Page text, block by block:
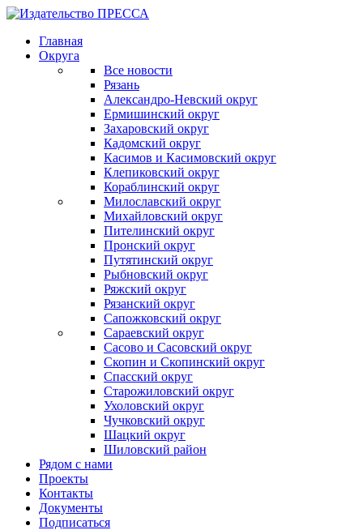
Главная
Округа
Все новости
Рязань
Александро-Невский округ
Ермишинский округ
Захаровский округ
Кадомский округ
Касимов и Касимовский округ
Клепиковский округ
Кораблинский округ
Милославский округ
Михайловский округ
Пителинский округ
Пронский округ
Путятинский округ
Рыбновский округ
Ряжский округ
Рязанский округ
Сапожковский округ
Сараевский округ
Сасово и Сасовский округ
Скопин и Скопинский округ
Спасский округ
Старожиловский округ
Ухоловский округ
Чучковский округ
Шацкий округ
Шиловский район
Рядом с нами
Проекты
Контакты
Документы
Подписаться